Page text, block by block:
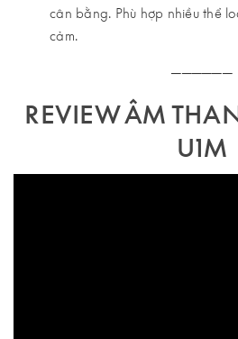
cân bằng. Phù hợp nhiều thể
cảm.
──────
REVIEW ÂM
U1M